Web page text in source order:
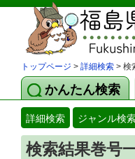
トップページ > 詳細検索 > 検
かんたん検索
詳細検索 ジャンル検
検索結果巻号